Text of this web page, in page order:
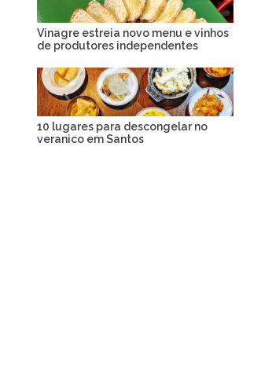
Vinagre estreia novo menu e vinhos
de produtores independentes
10 lugares para descongelar no
veranico em Santos